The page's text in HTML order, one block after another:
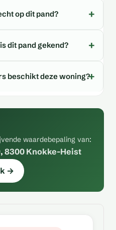
op dit pand?
dit pand gekend?
beschikt deze woning?
waardebepaling van:
8300 Knokke-Heist
→